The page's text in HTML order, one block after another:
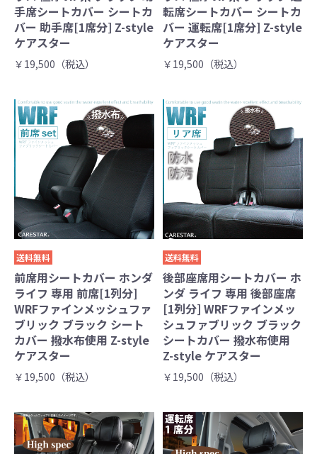
手席シートカバー シートカ
バー 助手席[1席分] Z-style
ケアスター
￥19,500（税込）
転席シートカバー シートカ
バー 運転席[1席分] Z-style
ケアスター
￥19,500（税込）
送料無料
前席用シートカバー ホンダ
ライフ 専用 前席[1列分]
WRFファインメッシュファ
ブリック ブラック シート
カバー 撥水布使用 Z-style
ケアスター
￥19,500（税込）
送料無料
後部座席用シートカバー ホ
ンダ ライフ 専用 後部座席
[1列分] WRFファインメッ
シュファブリック ブラック
シートカバー 撥水布使用
Z-style ケアスター
￥19,500（税込）